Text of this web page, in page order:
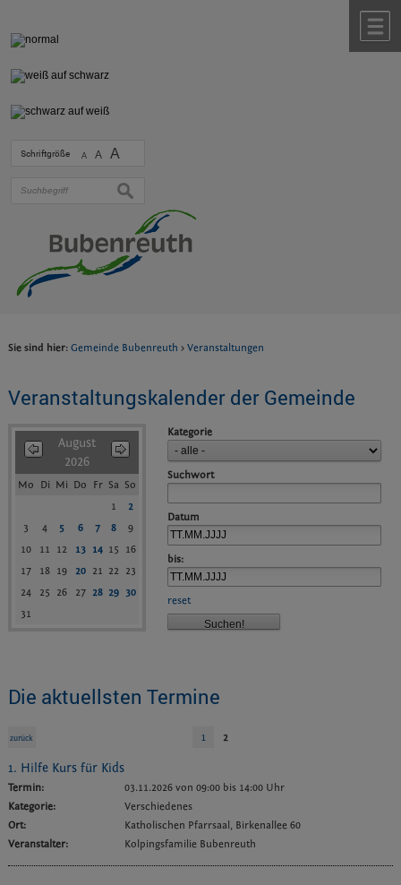
Schriftgröße A A A
suchen
Sie sind hier: Gemeinde Bubenreuth > Veranstaltungen
Veranstaltungskalender der Gemeinde
August
2026
Mo Di Mi Do Fr Sa So
1
2
3
4 5 6 7 8
9
10
11 12 13 14 15
16
17
18 19 20 21 22 23
24
25 26 27 28 29 30
31
Kategorie
Suchwort
Datum
bis:
reset
Die aktuellsten Termine
zurück 1 2
1. Hilfe Kurs für Kids
Termin: 03.11.2026 von 09:00 bis 14:00 Uhr
Kategorie:
Verschiedenes
Ort:
Katholischen Pfarrsaal, Birkenallee 60
Veranstalter:
Kolpingsfamilie Bubenreuth